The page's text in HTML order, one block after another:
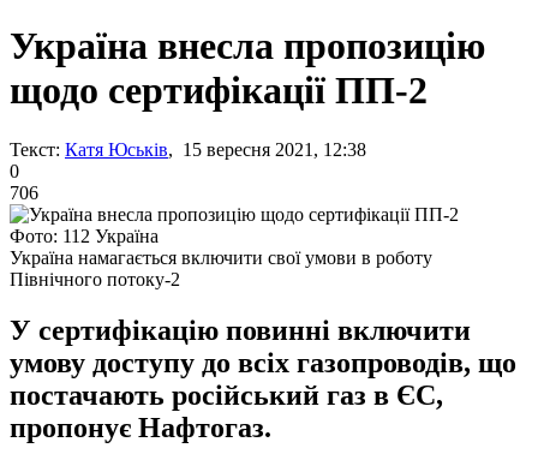
Україна внесла пропозицію
щодо сертифікації ПП-2
Текст: Катя Юськів, 15 вересня 2021, 12:38
0
706
Фото: 112 Україна
Україна намагається включити свої умови в роботу
Північного потоку-2
У сертифікацію повинні включити
умову доступу до всіх газопроводів, що
постачають російський газ в ЄС,
пропонує Нафтогаз.